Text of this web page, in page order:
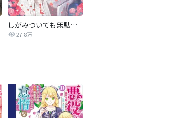
しがみついても無駄です【タテヨミ】
27.8万